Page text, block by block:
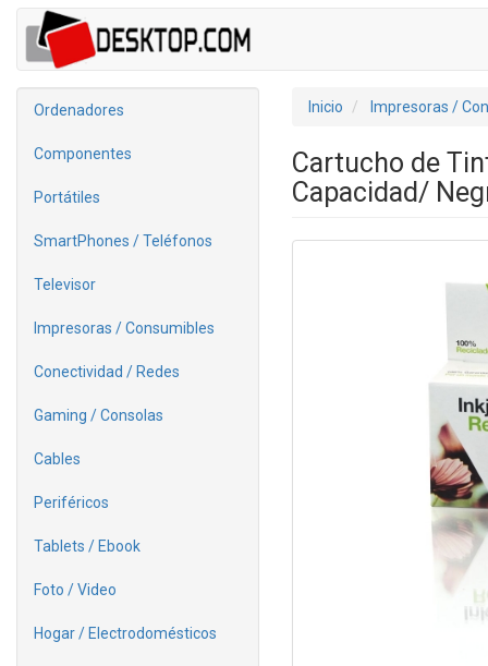
Ordenadores
Componentes
Portátiles
SmartPhones / Teléfonos
Televisor
Impresoras / Consumibles
Conectividad / Redes
Gaming / Consolas
Cables
Periféricos
Tablets / Ebook
Foto / Video
Hogar / Electrodomésticos
Inicio Impresoras /
Cartucho de
Capacidad/